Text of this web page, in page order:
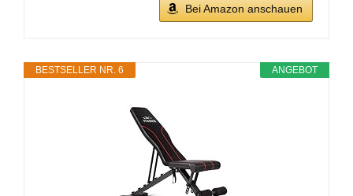
Bei Amazon anschauen
ANGEBOT
BESTSELLER NR. 6